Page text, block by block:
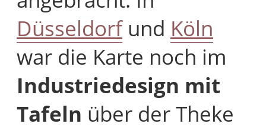
Düsseldorfund Köln
war die Karte noch im
Industriedesign mit
Tafeln über der Theke